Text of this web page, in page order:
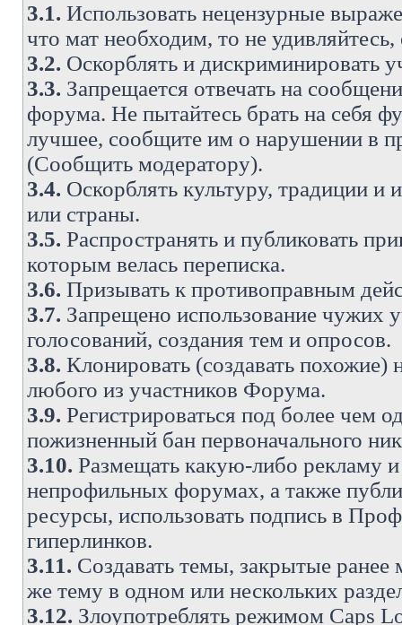
3.1. Использовать нецензурные
что мат необходим, то не
3.2. Оскорблять и дискриминировать
3.3. Запрещается отвечать на
форума. Не пытайтесь брать на себя
лучшее, сообщите им о нарушении в
(Сообщить модератору).
3.4. Оскорблять культуру, традиции
или страны.
3.5. Распространять и публиковать
которым велась переписка.
3.6. Призывать к противоправным
3.7. Запрещено использование чужих
голосований, создания тем и опросов.
3.8. Клонировать (создавать похожие)
любого из участников Форума.
3.9. Регистрироваться под более чем
пожизненный бан первоначального
3.10. Размещать какую-либо рекламу
непрофильных форумах, а также
ресурсы, использовать подпись в
гиперлинков.
3.11. Создавать темы, закрытые ранее
же тему в одном или нескольких
3.12. Злоупотреблять режимом Caps